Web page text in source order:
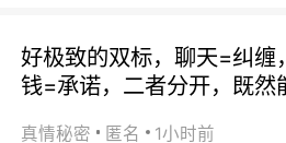
好极致的双标，聊天=纠缠
钱=承诺，二者分开，既然
真情秘密 匿名 1小时前